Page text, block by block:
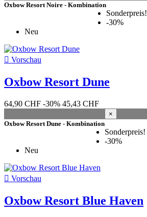
Kiteshop Silvaplana
Lager Wind&Snow
Duotone Schweiz
Jahrgang
2025 25
2026 23
2020
2021 2
2019
Herren Grösse
Oxbow Resort Noire - Kombination
Sonderpreis!
-30%
Neu
 Vorschau
Oxbow Resort Dune
64,90 CHF -30% 45,43 CHF
Oxbow Resort Dune - Kombination
×
Sonderpreis!
-30%
Neu
 Vorschau
Oxbow Resort Blue Haven